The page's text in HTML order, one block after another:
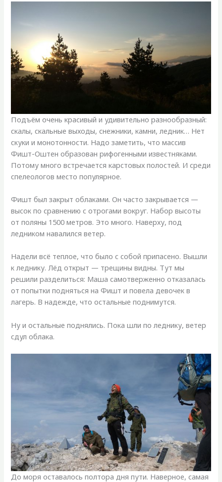
Подъём очень красивый и удивительно разнообразный:
скалы, скальные выходы, снежники, камни, ледник… Нет
скуки и монотонности. Надо заметить, что массив
Фишт-Оштен образован рифогенными известняками.
Потому много встречается карстовых полостей. И среди
спелеологов место популярное.
Фишт был закрыт облаками. Он часто закрывается —
высок по сравнению с отрогами вокруг. Набор высоты
от поляны 1500 метров. Это много. Наверху, под
ледником навалился ветер.
Надели всё теплое, что было с собой припасено. Вышли
к леднику. Лёд открыт — трещины видны. Тут мы
решили разделиться: Маша самотверженно отказалась
от попытки подняться на Фишт и повела девочек в
лагерь. В надежде, что остальные поднимутся.
Ну и остальные поднялись. Пока шли по леднику, ветер
сдул облака.
До моря оставалось полтора дня пути. Наверное, самая